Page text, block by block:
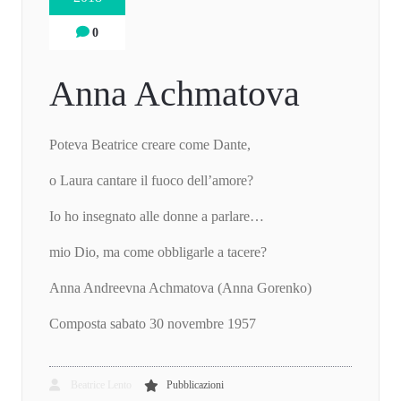
0
Anna Achmatova
Poteva Beatrice creare come Dante,
o Laura cantare il fuoco dell’amore?
Io ho insegnato alle donne a parlare…
mio Dio, ma come obbligarle a tacere?
Anna Andreevna Achmatova (Anna Gorenko)
Composta sabato 30 novembre 1957
Pubblicazioni